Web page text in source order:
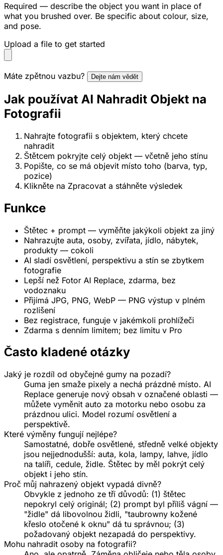
Required — describe the object you want in place of
what you brushed over. Be specific about colour, size,
and pose.
Upload a file to get started
Máte zpětnou vazbu? Dejte nám vědět
Jak používat AI Nahradit Objekt na
Fotografii
Nahrajte fotografii s objektem, který chcete
nahradit
Štětcem pokryjte celý objekt — včetně jeho stínu
Popište, co se má objevit místo toho (barva, typ,
pozice)
Klikněte na Zpracovat a stáhněte výsledek
Funkce
Štětec + prompt — vyměňte jakýkoli objekt za jiný
Nahrazujte auta, osoby, zvířata, jídlo, nábytek,
produkty — cokoli
AI sladí osvětlení, perspektivu a stín se zbytkem
fotografie
Lepší než Fotor AI Replace, zdarma, bez
vodoznaku
Přijímá JPG, PNG, WebP — PNG výstup v plném
rozlišení
Bez registrace, funguje v jakémkoli prohlížeči
Zdarma s denním limitem; bez limitu v Pro
Často kladené otázky
Jaký je rozdíl od obyčejné gumy na pozadí?
Guma jen smaže pixely a nechá prázdné místo. AI
Replace generuje nový obsah v označené oblasti —
můžete vyměnit auto za motorku nebo osobu za
prázdnou ulici. Model rozumí osvětlení a
perspektivě.
Které výměny fungují nejlépe?
Samostatné, dobře osvětlené, středně velké objekty
jsou nejjednodušší: auta, kola, lampy, lahve, jídlo
na talíři, cedule, židle. Štětec by měl pokrýt celý
objekt i jeho stín.
Proč můj nahrazený objekt vypadá divně?
Obvykle z jednoho ze tří důvodů: (1) štětec
nepokryl celý originál; (2) prompt byl příliš vágní —
"židle" dá libovolnou židli, "taubrowny kožené
křeslo otočené k oknu" dá tu správnou; (3)
požadovaný objekt nezapadá do perspektivy.
Mohu nahradit osoby na fotografii?